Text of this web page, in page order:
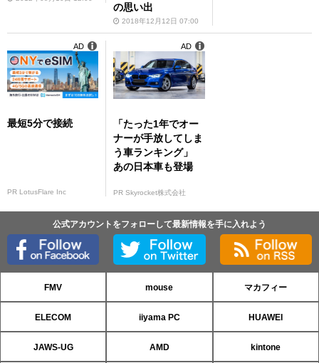
の思い出
2018年12月12日 07:00
最短5分で接続
PR LotusFlare Inc
AD
「たった1年でオー
ナーが手放してしま
う車ランキング」
あの日本車も登場
PR Skyrocket株式会社
AD
公式アカウントをフォローして最新情報を手に入れよう
FMV mouse マカフィー
ELECOM iiyama PC HUAWEI
JAWS-UG AMD kintone